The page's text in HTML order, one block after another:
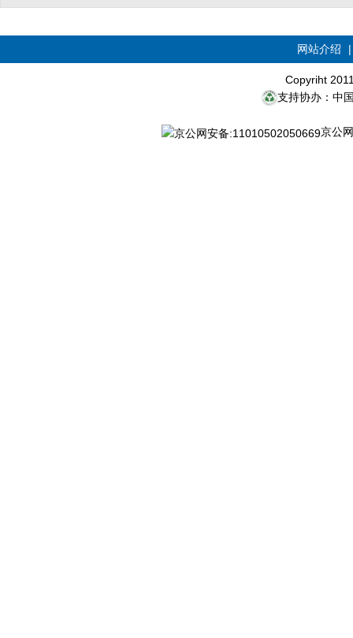
网站介绍
Copyriht
支持协办：中
京公